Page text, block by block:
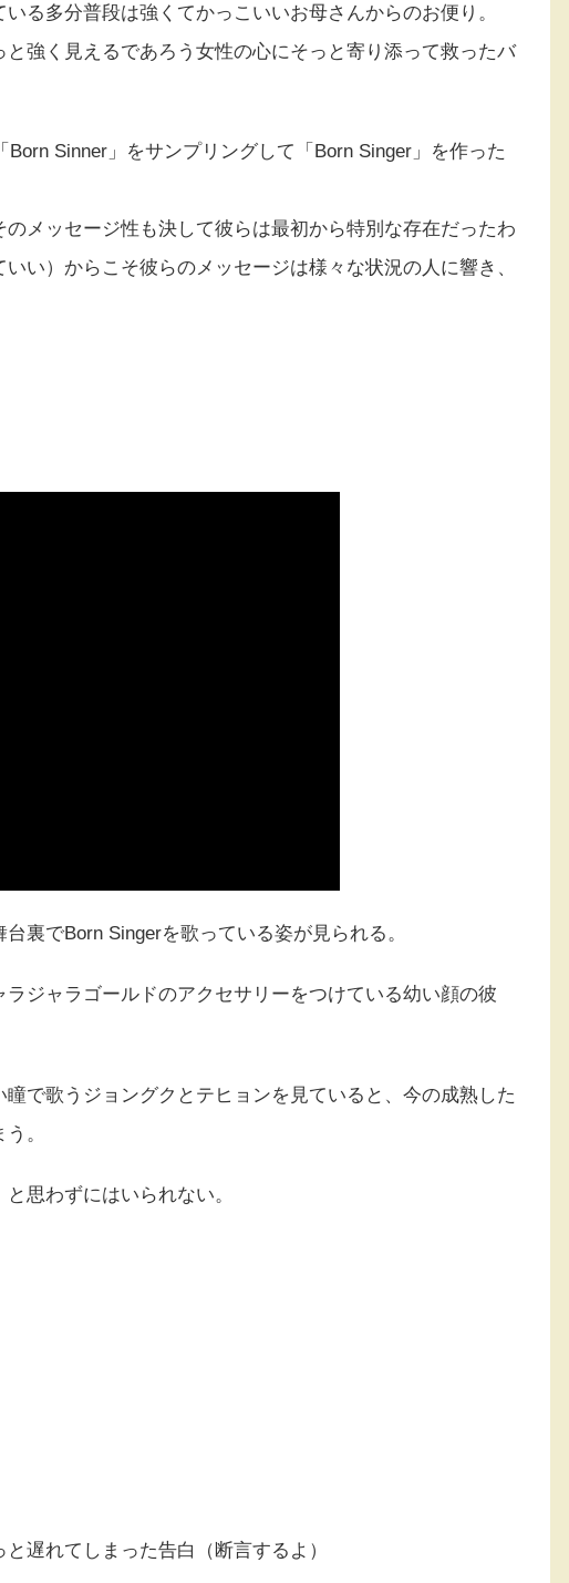
る多分普段は強くてかっこいいお母さんからのお便り。
強く見えるであろう女性の心にそっと寄り添って救ったバ
Sinner」をサンプリングして「Born Singer」を作った
メッセージ性も決して彼らは最初から特別な存在だったわ
い）からこそ彼らのメッセージは様々な状況の人に響き、
裏でBorn Singerを歌っている姿が見られる。
ジャラゴールドのアクセサリーをつけている幼い顔の彼
で歌うジョングクとテヒョンを見ていると、今の成熟した
。
思わずにはいられない。
遅れてしまった告白（断言するよ）